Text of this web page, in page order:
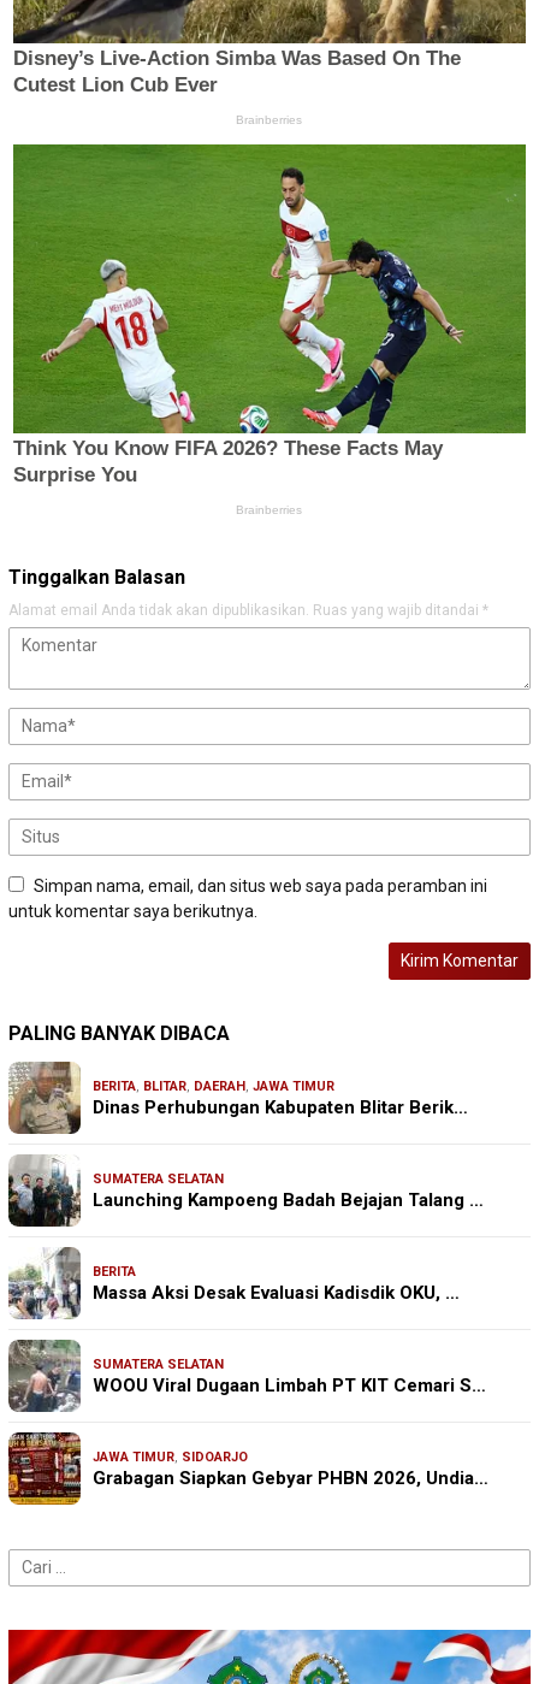
Tinggalkan Balasan
Alamat email Anda tidak akan dipublikasikan. Ruas yang wajib ditandai *
Simpan nama, email, dan situs web saya pada peramban ini
untuk komentar saya berikutnya.
PALING BANYAK DIBACA
BERITA, BLITAR, DAERAH, JAWA TIMUR
Dinas Perhubungan Kabupaten Blitar Berik…
SUMATERA SELATAN
Launching Kampoeng Badah Bejajan Talang …
BERITA
Massa Aksi Desak Evaluasi Kadisdik OKU, …
SUMATERA SELATAN
WOOU Viral Dugaan Limbah PT KIT Cemari S…
JAWA TIMUR, SIDOARJO
Grabagan Siapkan Gebyar PHBN 2026, Undia…
Cari
untuk: